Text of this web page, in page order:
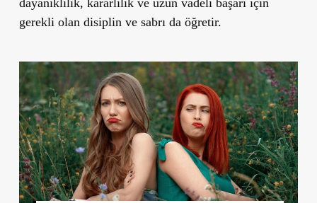
gerekli olan disiplin ve sabrı da öğretir.